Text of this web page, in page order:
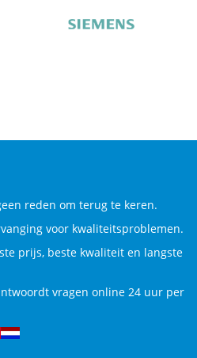
reden om terug te keren.
voor kwaliteitsproblemen.
prijs, beste kwaliteit en langste
vragen online 24 uur per